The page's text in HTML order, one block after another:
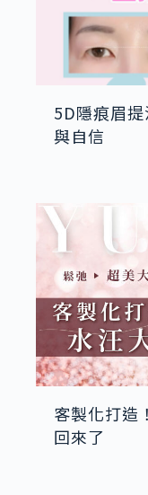
5D隱痕眉
與自信
客製化打
回來了